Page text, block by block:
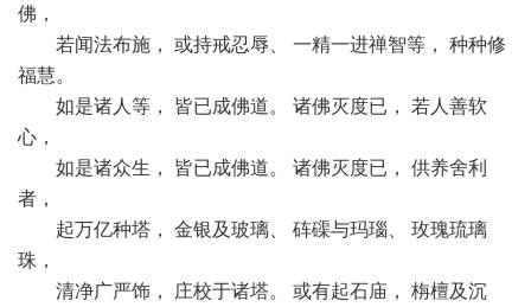
佛，
若闻法布施， 或持戒忍辱、 一精一进禅智等， 种种修
福慧。
如是诸人等， 皆已成佛道。 诸佛灭度已， 若人善软
心，
如是诸众生， 皆已成佛道。 诸佛灭度已， 供养舍利
者，
起万亿种塔， 金银及玻璃、 砗磲与玛瑙、 玫瑰琉璃
珠，
清净广严饰， 庄校于诸塔。 或有起石庙， 栴檀及沉